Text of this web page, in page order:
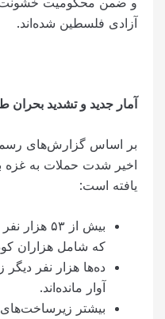
آزادی فلسطین شده‌اند.
آمار جدید و تشدید بحران
بر اساس گزارش‌های
اخیر شدت حملات به غزه
یافته است:
بیش از ۵۳
که شامل هزاران
ده‌ها هزار نفر
آوار مانده‌اند.
بیشتر